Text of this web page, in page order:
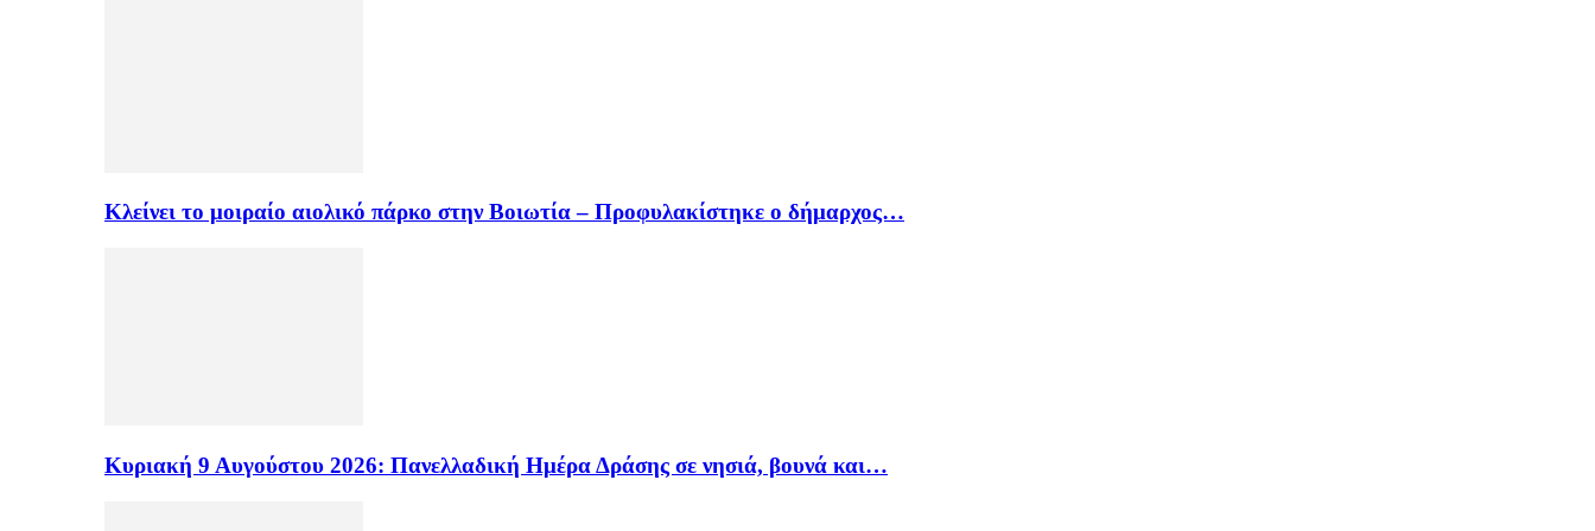
Κλείνει το μοιραίο αιολικό πάρκο στην Βοιωτία – Προφυλακίστηκε ο δήμαρχος…
Κυριακή 9 Αυγούστου 2026: Πανελλαδική Ημέρα Δράσης σε νησιά, βουνά και…